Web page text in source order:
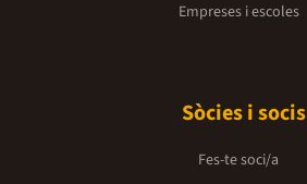
Empreses i escoles
Sòcies i socis
Fes-te soci/a